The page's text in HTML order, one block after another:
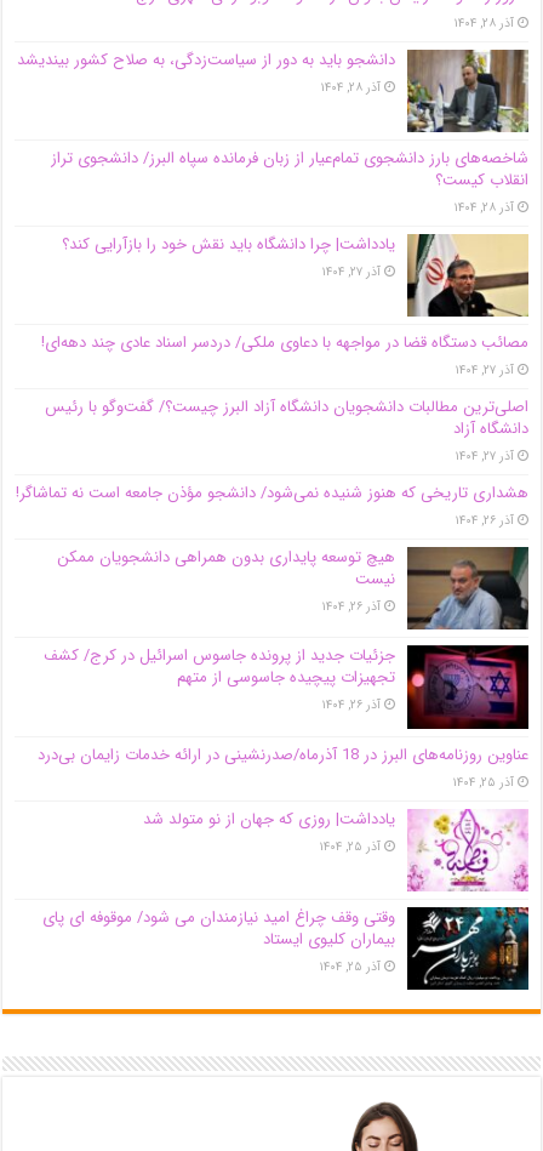
آذر ۲۸, ۱۴۰۴
دانشجو باید به دور از سیاست‌زدگی، به صلاح کشور بیندیشد
آذر ۲۸, ۱۴۰۴
شاخصه‌های بارز دانشجوی تمام‌عیار از زبان فرمانده سپاه البرز/ دانشجوی تراز
انقلاب کیست؟
آذر ۲۸, ۱۴۰۴
یادداشت| چرا دانشگاه باید نقش خود را بازآرایی کند؟
آذر ۲۷, ۱۴۰۴
مصائب دستگاه قضا در مواجهه با دعاوی ملکی/ دردسر اسناد عادی چند‌ دهه‌ای!
آذر ۲۷, ۱۴۰۴
اصلی‌ترین مطالبات دانشجویان دانشگاه آزاد البرز چیست؟/ گفت‌وگو با رئیس
دانشگاه آز‌اد
آذر ۲۷, ۱۴۰۴
هشداری تاریخی که هنوز شنیده نمی‌شود/ دانشجو مؤذن جامعه است نه تماشاگر!
آذر ۲۶, ۱۴۰۴
هیچ توسعه پایداری بدون همراهی دانشجویان ممکن
نیست
آذر ۲۶, ۱۴۰۴
جزئیات جدید از پرونده جاسوس اسرائیل در کرج/‌ کشف
تجهیزات پیچیده جاسوسی از متهم
آذر ۲۶, ۱۴۰۴
عناوین روزنامه‌های البرز در ‌18 آذرماه/صدرنشینی در ارائه خدمات زایمان بی‌درد
آذر ۲۵, ۱۴۰۴
یادداشت| روزی که جهان از نو متولد شد
آذر ۲۵, ۱۴۰۴
وقتی وقف چراغ امید نیازمندان می شود/ موقوفه ای پای
بیماران کلیوی ایستاد
آذر ۲۵, ۱۴۰۴